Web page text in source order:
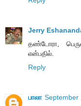
Jerry
தண்டோரா,
என்பதில்.
Reply
பாலா September